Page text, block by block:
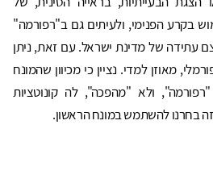
בקרע הפנימי, ולעיתים גם ב"רפורמה"
עתידה של מדינת ישראל. עם זאת, ניתן
מאוזן למדי. נציין כי מכיוון שהמונח
ולא "מהפכה", לה קונוטציות
בחרנו להשתמש במונח הראשון.